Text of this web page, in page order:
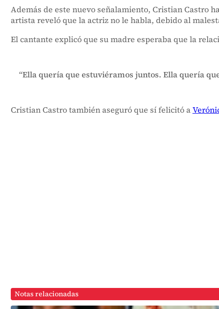
Además de este nuevo señalamiento, Cristian Castro
artista reveló que la actriz no le habla, debido al
El cantante explicó que su madre esperaba que la
“Ella quería que estuviéramos juntos. Ella quería
Cristian Castro también aseguró que sí felicitó a
Notas relacionadas